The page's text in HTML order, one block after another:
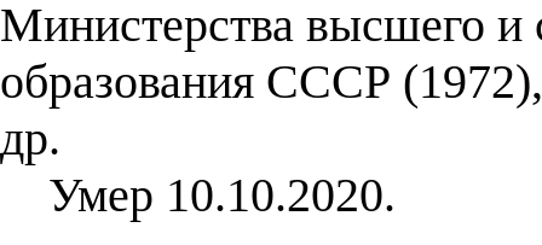
Министерства высшего и
образования СССР
др.
Умер 10.10.2020.